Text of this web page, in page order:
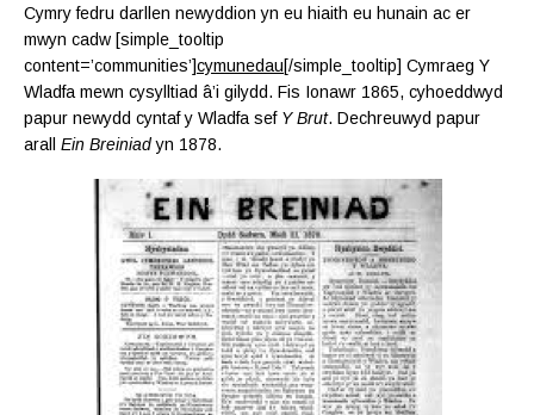
Cymry fedru darllen newyddion yn eu hiaith eu hunain ac er
mwyn cadw [simple_tooltip
content=’communities’]cymunedau[/simple_tooltip] Cymraeg Y
Wladfa mewn cysylltiad â’i gilydd. Fis Ionawr 1865, cyhoeddwyd
papur newydd cyntaf y Wladfa sef Y Brut. Dechreuwyd papur
arall Ein Breiniadyn 1878.